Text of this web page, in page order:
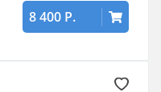
8 400 Р.